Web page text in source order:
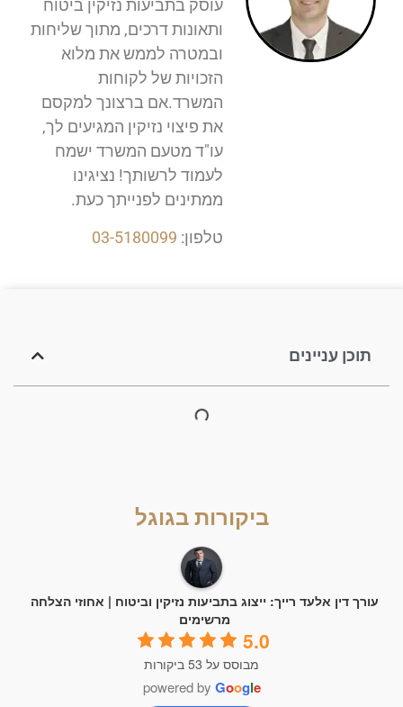
עוסק בתביעות נזיקין ביטוח
ותאונות דרכים, מתוך שליחות
ובמטרה לממש את מלוא
הזכויות של לקוחות
המשרד.אם ברצונך למקסם
את פיצוי נזיקין המגיעים לך,
עו"ד מטעם המשרד ישמח
לעמוד לרשותך! נציגינו
ממתינים לפנייתך כעת.
טלפון: 03-5180099
תוכן עניינים
ביקורות בגוגל
עורך דין אלעד רייך: ייצוג בתביעות נזיקין וביטוח | אחוזי הצלחה
מרשימים
5.0
מבוסס על 53 ביקורות
powered by Google